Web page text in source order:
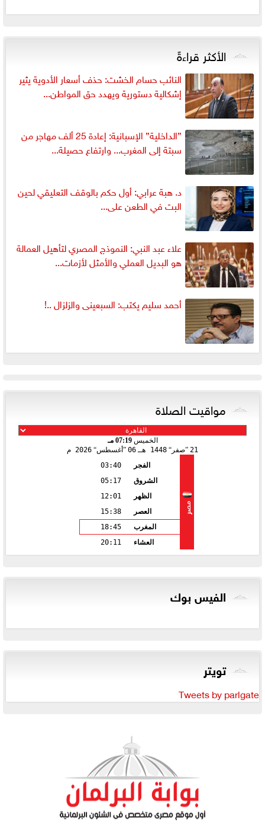
الأكثر قراءةً
النائب حسام الخشت: حذف أسعار الأدوية يثير
إشكالية دستورية ويهدد حق المواطن...
”الداخلية” الإسبانية: إعادة 25 ألف مهاجر من
سبتة إلى المغرب... وارتفاع حصيلة...
د. هبة عرابي: أول حكم بالوقف التعليقي لحين
البت في الطعن على...
علاء عبد النبي: النموذج المصري لتأهيل العمالة
هو البديل العملي والأمثل لأزمات...
أحمد سليم يكتب: السبعينى والزلزال ..!
مواقيت الصلاة
الخميس07:19 مـ
21
صفر 1448 هـ 06 أغسطس 2026 م
مصر
الفجر
03:40
الشروق
05:17
الظهر
12:01
العصر
15:38
المغرب
18:45
العشاء
20:11
الفيس بوك
تويتر
Tweets by parlgate